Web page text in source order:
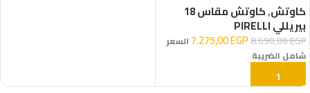
كاوتش,كاوتش مقاس 18
بيريللي PIRELLI
8.690,00EGP
7.275,00EGP
السعر
شامل الضريبة
إضافة إلى السلة